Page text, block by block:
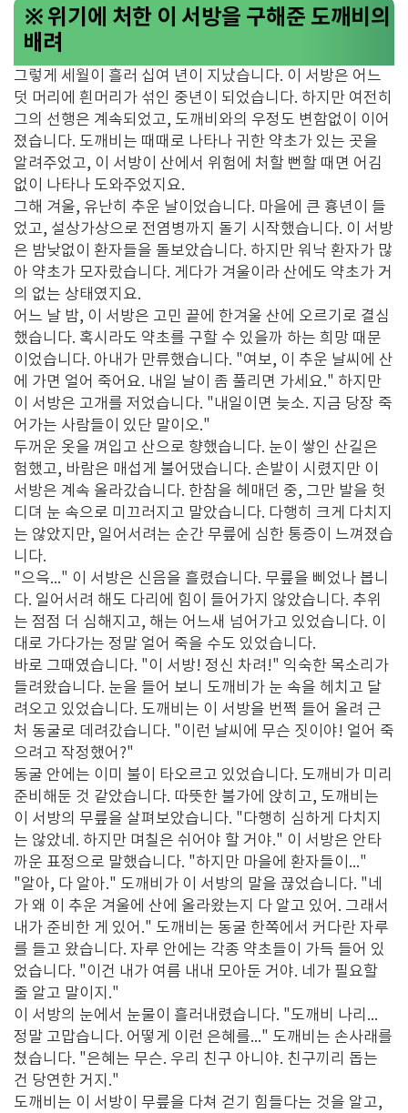
※ 위기에 처한 이 서방을 구해준 도깨비의
배려
그렇게 세월이 흘러 십여 년이 지났습니다. 이 서방은 어느
덧 머리에 흰머리가 섞인 중년이 되었습니다. 하지만 여전히
그의 선행은 계속되었고, 도깨비와의 우정도 변함없이 이어
졌습니다. 도깨비는 때때로 나타나 귀한 약초가 있는 곳을
알려주었고, 이 서방이 산에서 위험에 처할 뻔할 때면 어김
없이 나타나 도와주었지요.
그해 겨울, 유난히 추운 날이었습니다. 마을에 큰 흉년이 들
었고, 설상가상으로 전염병까지 돌기 시작했습니다. 이 서방
은 밤낮없이 환자들을 돌보았습니다. 하지만 워낙 환자가 많
아 약초가 모자랐습니다. 게다가 겨울이라 산에도 약초가 거
의 없는 상태였지요.
어느 날 밤, 이 서방은 고민 끝에 한겨울 산에 오르기로 결심
했습니다. 혹시라도 약초를 구할 수 있을까 하는 희망 때문
이었습니다. 아내가 만류했습니다. "여보, 이 추운 날씨에 산
에 가면 얼어 죽어요. 내일 날이 좀 풀리면 가세요." 하지만
이 서방은 고개를 저었습니다. "내일이면 늦소. 지금 당장 죽
어가는 사람들이 있단 말이오."
두꺼운 옷을 껴입고 산으로 향했습니다. 눈이 쌓인 산길은
험했고, 바람은 매섭게 불어댔습니다. 손발이 시렸지만 이
서방은 계속 올라갔습니다. 한참을 헤매던 중, 그만 발을 헛
디뎌 눈 속으로 미끄러지고 말았습니다. 다행히 크게 다치지
는 않았지만, 일어서려는 순간 무릎에 심한 통증이 느껴졌습
니다.
"으윽..." 이 서방은 신음을 흘렸습니다. 무릎을 삐었나 봅니
다. 일어서려 해도 다리에 힘이 들어가지 않았습니다. 추위
는 점점 더 심해지고, 해는 어느새 넘어가고 있었습니다. 이
대로 가다가는 정말 얼어 죽을 수도 있었습니다.
바로 그때였습니다. "이 서방! 정신 차려!" 익숙한 목소리가
들려왔습니다. 눈을 들어 보니 도깨비가 눈 속을 헤치고 달
려오고 있었습니다. 도깨비는 이 서방을 번쩍 들어 올려 근
처 동굴로 데려갔습니다. "이런 날씨에 무슨 짓이야! 얼어 죽
으려고 작정했어?"
동굴 안에는 이미 불이 타오르고 있었습니다. 도깨비가 미리
준비해둔 것 같았습니다. 따뜻한 불가에 앉히고, 도깨비는
이 서방의 무릎을 살펴보았습니다. "다행히 심하게 다치지
는 않았네. 하지만 며칠은 쉬어야 할 거야." 이 서방은 안타
까운 표정으로 말했습니다. "하지만 마을에 환자들이..."
"알아, 다 알아." 도깨비가 이 서방의 말을 끊었습니다. "네
가 왜 이 추운 겨울에 산에 올라왔는지 다 알고 있어. 그래서
내가 준비한 게 있어." 도깨비는 동굴 한쪽에서 커다란 자루
를 들고 왔습니다. 자루 안에는 각종 약초들이 가득 들어 있
었습니다. "이건 내가 여름 내내 모아둔 거야. 네가 필요할
줄 알고 말이지."
이 서방의 눈에서 눈물이 흘러내렸습니다. "도깨비 나리...
정말 고맙습니다. 어떻게 이런 은혜를..." 도깨비는 손사래를
쳤습니다. "은혜는 무슨. 우리 친구 아니야. 친구끼리 돕는
건 당연한 거지."
도깨비는 이 서방이 무릎을 다쳐 걷기 힘들다는 것을 알고,